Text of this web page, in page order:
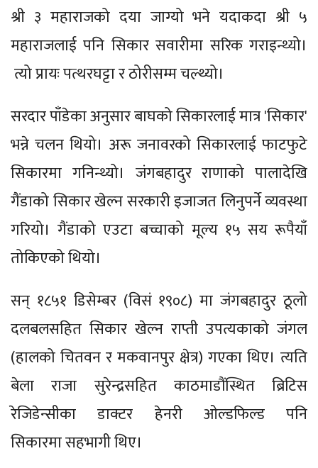
श्री ३ महाराजको दया जाग्यो भने यदाकदा श्री ५
महाराजलाई पनि सिकार सवारीमा सरिक गराइन्थ्यो।
त्यो प्रायः पत्थरघट्टा र ठोरीसम्म चल्थ्यो।
सरदार पाँडेका अनुसार बाघको सिकारलाई मात्र 'सिकार'
भन्ने चलन थियो। अरू जनावरको सिकारलाई फाटफुटे
सिकारमा गनिन्थ्यो। जंगबहादुर राणाको पालादेखि
गैंडाको सिकार खेल्न सरकारी इजाजत लिनुपर्ने व्यवस्था
गरियो। गैंडाको एउटा बच्चाको मूल्य १५ सय रूपैयाँ
तोकिएको थियो।
सन् १८५१ डिसेम्बर (विसं १९०८) मा जंगबहादुर ठूलो
दलबलसहित सिकार खेल्न राप्ती उपत्यकाको जंगल
(हालको चितवन र मकवानपुर क्षेत्र) गएका थिए। त्यति
बेला राजा सुरेन्द्रसहित काठमाडौंस्थित ब्रिटिस
रेजिडेन्सीका डाक्टर हेनरी ओल्डफिल्ड पनि
सिकारमा सहभागी थिए।